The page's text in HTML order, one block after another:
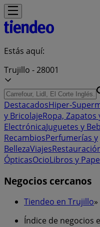
Estás aquí:
Trujillo - 28001
DestacadosHiper-
y BricolajeRopa,
ElectrónicaJuguetes y
RecambiosPerfumerías y
BellezaViajes
ÓpticasOcioLibros y
Negocios cercanos
Tiendeo en Trujillo»
Índice de negocios